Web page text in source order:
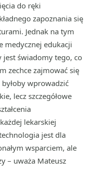
do ręki
zapoznania się
Jednak na tym
medycznej edukacji
jest świadomy tego, co
zechce zajmować się
wprowadzić
lecz szczegółowe
lekarskiej
jest dla
wsparciem, ale
– uważa Mateusz